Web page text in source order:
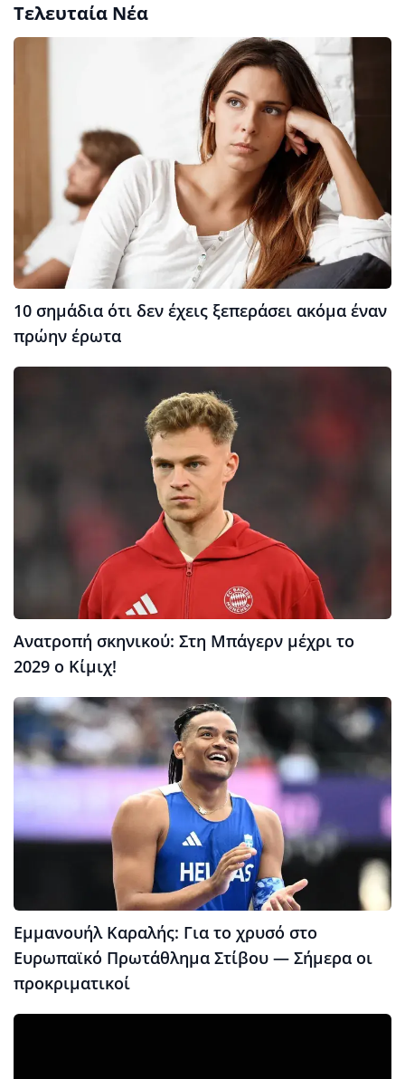
Τελευταία Νέα
10 σημάδια ότι δεν έχεις ξεπεράσει ακόμα έναν
πρώην έρωτα
Ανατροπή σκηνικού: Στη Μπάγερν μέχρι το
2029 ο Κίμιχ!
Εμμανουήλ Καραλής: Για το χρυσό στο
Ευρωπαϊκό Πρωτάθλημα Στίβου — Σήμερα οι
προκριματικοί